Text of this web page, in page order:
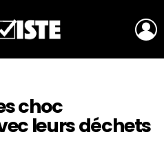
choc
leurs déchets